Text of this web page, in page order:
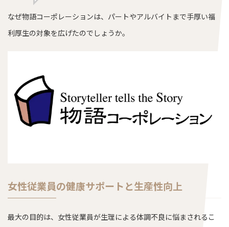
なぜ物語コーポレーションは、パートやアルバイトまで手厚い福
利厚生の対象を広げたのでしょうか。
女性従業員の健康サポートと生産性向上
最大の目的は、女性従業員が生理による体調不良に悩まされるこ